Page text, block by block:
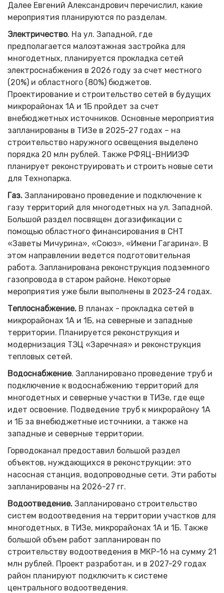
Далее Евгений Александрович перечислил, какие
мероприятия планируются по разделам.
Электричество. На ул. Западной, где
предполагается малоэтажная застройка для
многодетных, планируется прокладка сетей
электроснабжения в 2026 году за счет местного
(20%) и областного (80%) бюджетов.
Проектирование и строительство сетей в будущих
микрорайонах 1А и 1Б пройдет за счет
внебюджетных источников. Основные мероприятия
запланированы в ТИЗе в 2025-27 годах – на
строительство наружного освещения выделено
порядка 20 млн рублей. Также РФЯЦ-ВНИИЭФ
планирует реконструировать и строить новые сети
для Технопарка.
Газ. Запланировано проведение и подключение к
газу территорий для многодетных на ул. Западной.
Большой раздел посвящен догазификации с
помощью областного финансирования в СНТ
«Заветы Мичурина», «Союз», «Имени Гагарина». В
этом направлении ведется подготовительная
работа. Запланирована реконструкция подземного
газопровода в старом районе. Некоторые
мероприятия уже были выполнены в 2023-24 годах.
Теплоснабжение. В планах - прокладка сетей в
микрорайонах 1А и 1Б, на северные и западные
территории. Планируется реконструкция и
модернизация ТЭЦ «Заречная» и реконструкция
тепловых сетей.
Водоснабжение. Запланировано проведение труб и
подключение к водоснабжению территорий для
многодетных и северные участки в ТИЗе, где еще
идет освоение. Подведение труб к микрорайону 1А
и 1Б за внебюджетные источники, а также на
западные и северные территории.
Горводоканал предоставил большой раздел
объектов, нуждающихся в реконструкции: это
насосная станция, водопроводные сети. Эти работы
запланированы на 2026-27 гг.
Водоотведение. Запланировано строительство
систем водоотведения на территории участков для
многодетных, в ТИЗе, микрорайонах 1А и 1Б. Также
большой объем работ запланирован по
строительству водоотведения в МКР-16 на сумму 21
млн рублей. Проект разработан, и в 2027-29 годах
район планируют подключить к системе
центрального водоотведения.